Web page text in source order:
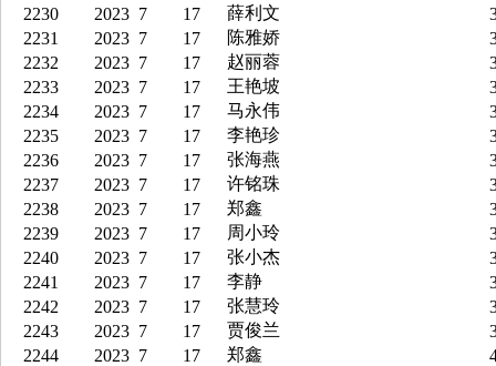
2230
2023 7 17 薛利文
2231
2023 7 17 陈雅娇
2232
2023 7 17 赵丽蓉
2233
2023 7 17 王艳坡
2234
2023 7 17 马永伟
2235
2023 7 17 李艳珍
2236
2023 7 17 张海燕
2237
2023 7 17 许铭珠
2238
2023 7 17 郑鑫
2239
2023 7 17 周小玲
2240
2023 7 17 张小杰
2241
2023 7 17 李静
2242
2023 7 17 张慧玲
2243
2023 7 17 贾俊兰
2244
2023 7 17 郑鑫